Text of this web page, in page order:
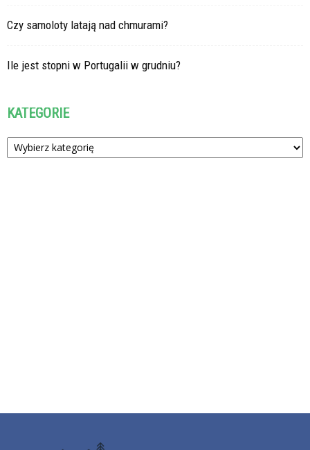
Czy samoloty latają nad chmurami?
Ile jest stopni w Portugalii w grudniu?
KATEGORIE
Kategorie